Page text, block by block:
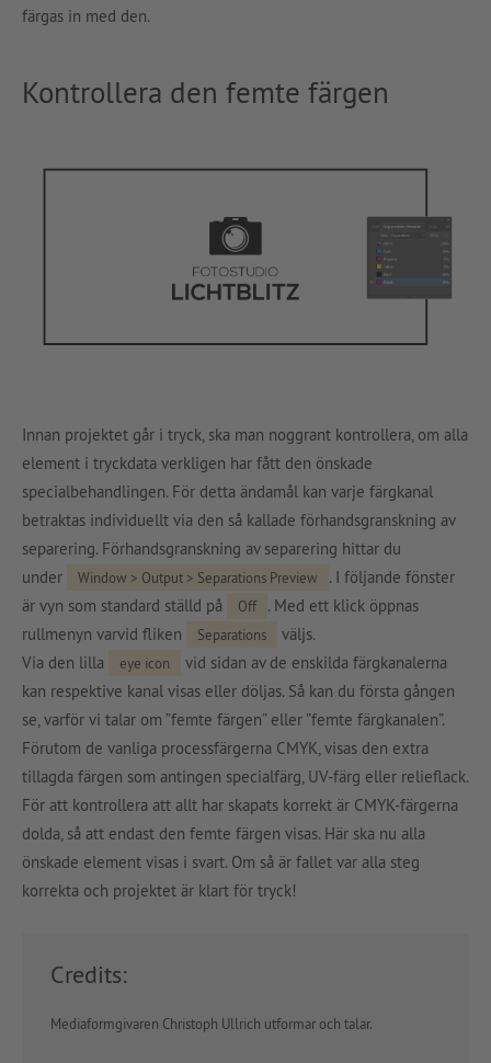
färgas in med den.
Kontrollera den femte färgen
Innan projektet går i tryck, ska man noggrant kontrollera, om alla
element i tryckdata verkligen har fått den önskade
specialbehandlingen. För detta ändamål kan varje färgkanal
betraktas individuellt via den så kallade förhandsgranskning av
separering. Förhandsgranskning av separering hittar du
under
Window > Output > Separations Preview
. I följande fönster
är vyn som standard ställd på
Off
. Med ett klick öppnas
rullmenyn varvid fliken
Separations
väljs.
Via den lilla
eye icon
vid sidan av de enskilda färgkanalerna
kan respektive kanal visas eller döljas. Så kan du första gången
se, varför vi talar om ”femte färgen” eller ”femte färgkanalen”.
Förutom de vanliga processfärgerna CMYK, visas den extra
tillagda färgen som antingen specialfärg, UV-färg eller relieflack.
För att kontrollera att allt har skapats korrekt är CMYK-färgerna
dolda, så att endast den femte färgen visas. Här ska nu alla
önskade element visas i svart. Om så är fallet var alla steg
korrekta och projektet är klart för tryck!
Credits:
Mediaformgivaren Christoph Ullrich utformar och talar.